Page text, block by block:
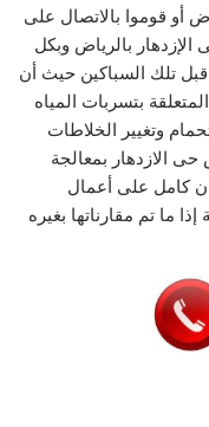
أو قوموا بالاتصال على
بالرياض وبكل
تلك السباكين حيث أن
بتسربات المياه
وتغيير الخلاطات
الازدهار بمعالجة
كامل على أعمال
ما تم مقارناتها بغيره